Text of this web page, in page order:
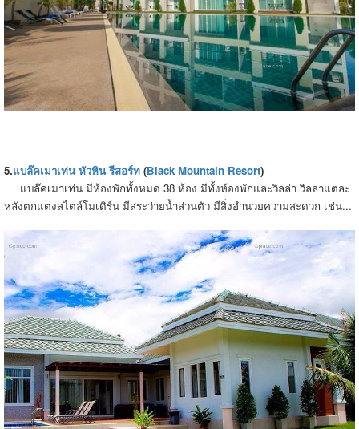
5.แบล๊คเมาเท่น หัวหิน รีสอร์ท (Black Mountain Resort)
แบล๊คเมาเท่น มีห้องพักทั้งหมด 38 ห้อง มีทั้งห้องพักและวิลล่า วิลล่าแต่ละ
หลังตกแต่งสไตล์โมเดิร์น มีสระว่ายน้ำส่วนตัว มีสิ่งอำนวยความสะดวก เช่น...